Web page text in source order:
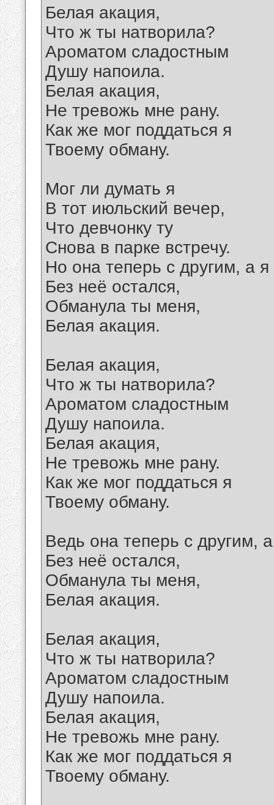
Белая акация,
Что ж ты натворила?
Ароматом сладостным
Душу напоила.
Белая акация,
Не тревожь мне рану.
Как же мог поддаться я
Твоему обману.
Мог ли думать я
В тот июльский вечер,
Что девчонку ту
Снова в парке встречу.
Но она теперь с другим, а я
Без неё остался,
Обманула ты меня,
Белая акация.
Белая акация,
Что ж ты натворила?
Ароматом сладостным
Душу напоила.
Белая акация,
Не тревожь мне рану.
Как же мог поддаться я
Твоему обману.
Ведь она теперь с другим,
Без неё остался,
Обманула ты меня,
Белая акация.
Белая акация,
Что ж ты натворила?
Ароматом сладостным
Душу напоила.
Белая акация,
Не тревожь мне рану.
Как же мог поддаться я
Твоему обману.